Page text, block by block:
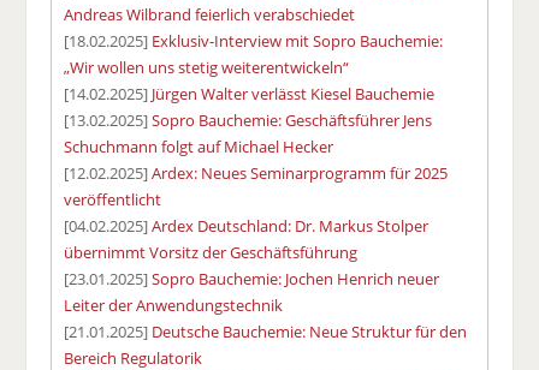
Andreas Wilbrand feierlich verabschiedet
[18.02.2025] Exklusiv-Interview mit Sopro Bauchemie:
„Wir wollen uns stetig weiterentwickeln“
[14.02.2025] Jürgen Walter verlässt Kiesel Bauchemie
[13.02.2025]Sopro Bauchemie: Geschäftsführer Jens
Schuchmann folgt auf Michael Hecker
[12.02.2025]Ardex: Neues Seminarprogramm für 2025
veröffentlicht
[04.02.2025]Ardex Deutschland: Dr. Markus Stolper
übernimmt Vorsitz der Geschäftsführung
[23.01.2025]Sopro Bauchemie: Jochen Henrich neuer
Leiter der Anwendungstechnik
[21.01.2025] Deutsche Bauchemie: Neue Struktur für den
Bereich Regulatorik